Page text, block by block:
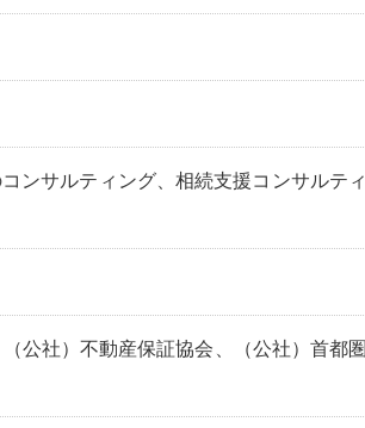
ンサルティング、相続支援コンサルティ
公社）不動産保証協会、（公社）首都圏